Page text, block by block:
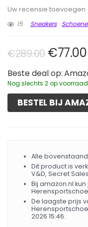
Uw recensie toevoegen
15
Sneakers
€289.00 €77.00
Beste deal op:
Nog slechts 2 op
BESTEL BIJ
Alle
Dit product is
V&D, Secret
Bij amazon.nl kun
De laagste prijs
2026 15:46.